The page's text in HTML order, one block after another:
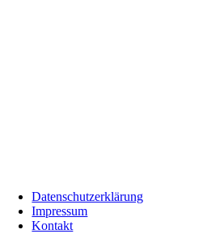
Datenschutzerklärung
Impressum
Kontakt